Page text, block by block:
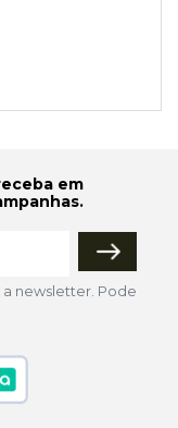
em
a newsletter. Pode